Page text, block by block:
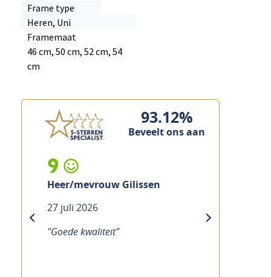
Frame type
Heren, Uni
Framemaat
46 cm, 50 cm, 52 cm, 54
cm
93.12%
Beveelt ons aan
9
Heer/mevrouw Gilissen
27 juli 2026
"Goede kwaliteit"
next